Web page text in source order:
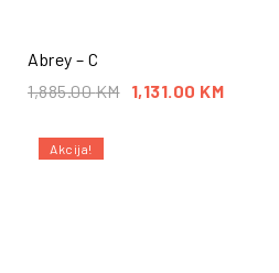
Abrey – C
1,885.00KM 1,131.00 KM
Akcija!